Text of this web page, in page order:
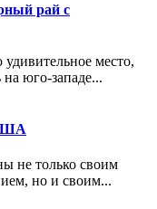
рай с
место,
юго-западе...
не только своим
но и своим...